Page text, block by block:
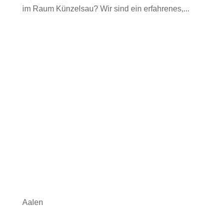
im Raum Künzelsau? Wir sind ein erfahrenes,...
Aalen